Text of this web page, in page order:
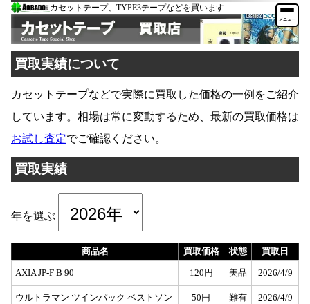
カセットテープ、TYPE3テープなどを買います
メニュー
買取実績について
カセットテープなどで実際に買取した価格の一例をご紹介
しています。相場は常に変動するため、最新の買取価格は
お試し査定でご確認ください。
買取実績
年を選ぶ
商品名 買取価格 状態 買取日
AXIA JP-F B 90 120円 美品 2026/4/9
ウルトラマン ツインパック ベストソン
50円 難有 2026/4/9